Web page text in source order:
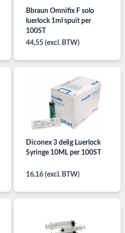
Bbraun Omnifix F solo
luerlock 1ml spuit per
100ST
44,55 (excl. BTW)
Diconex 3 delig Luerlock
Syringe 10ML per 100ST
16,16 (excl. BTW)